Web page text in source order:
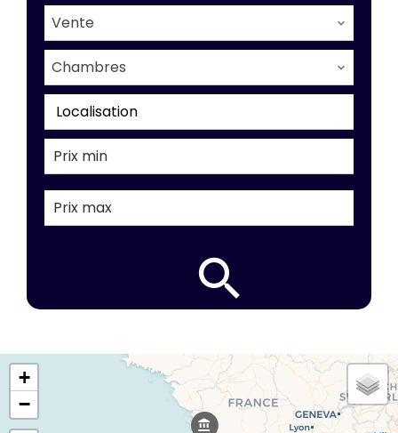
Vente
Chambres
Localisation
+
−